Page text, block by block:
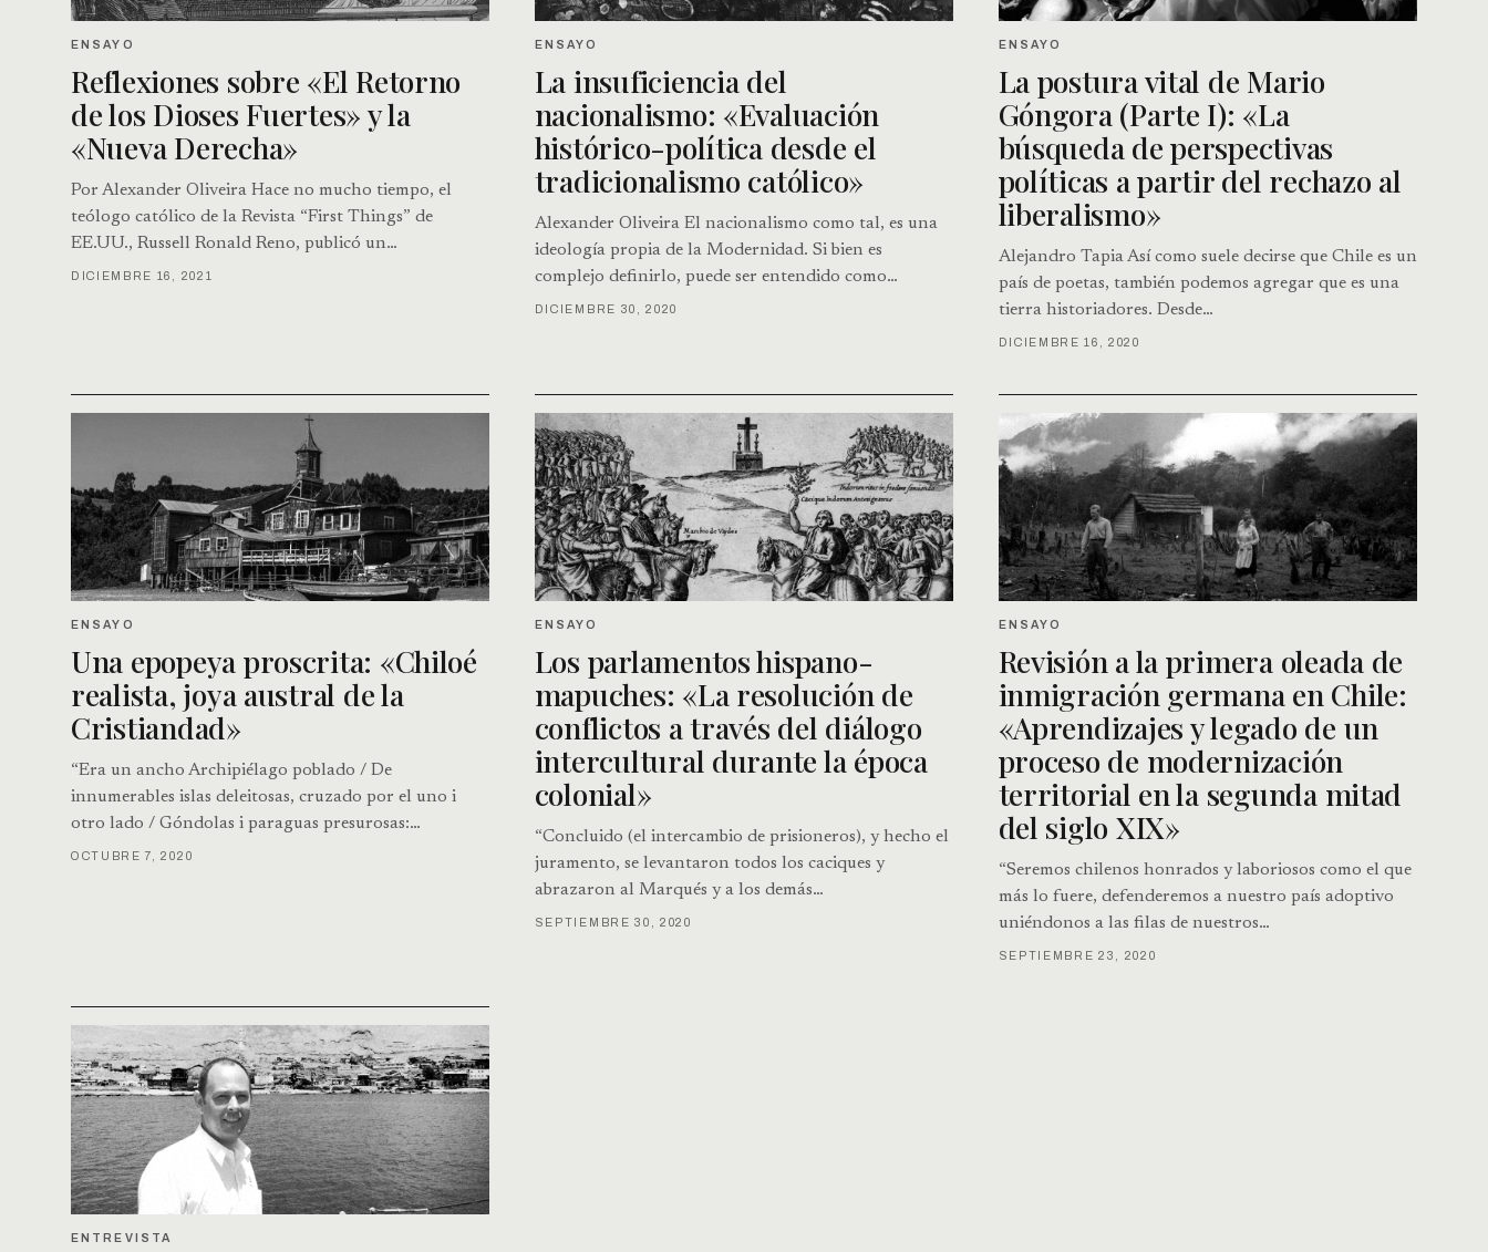
ENSAYO
Reflexiones sobre «El Retorno
de los Dioses Fuertes» y la
«Nueva Derecha»
Por Alexander Oliveira Hace no mucho tiempo, el
teólogo católico de la Revista “First Things” de
EE.UU., Russell Ronald Reno, publicó un…
DICIEMBRE 16, 2021
ENSAYO
La insuficiencia del
nacionalismo: «Evaluación
histórico-política desde el
tradicionalismo católico»
Alexander Oliveira El nacionalismo como tal, es una
ideología propia de la Modernidad. Si bien es
complejo definirlo, puede ser entendido como…
DICIEMBRE 30, 2020
ENSAYO
La postura vital de Mario
Góngora (Parte I): «La
búsqueda de perspectivas
políticas a partir del rechazo al
liberalismo»
Alejandro Tapia Así como suele decirse que Chile es un
país de poetas, también podemos agregar que es una
tierra historiadores. Desde…
DICIEMBRE 16, 2020
ENSAYO
Una epopeya proscrita: «Chiloé
realista, joya austral de la
Cristiandad»
“Era un ancho Archipiélago poblado / De
innumerables islas deleitosas, cruzado por el uno i
otro lado / Góndolas i paraguas presurosas:…
OCTUBRE 7, 2020
ENSAYO
Los parlamentos hispano-
mapuches: «La resolución de
conflictos a través del diálogo
intercultural durante la época
colonial»
“Concluido (el intercambio de prisioneros), y hecho el
juramento, se levantaron todos los caciques y
abrazaron al Marqués y a los demás…
SEPTIEMBRE 30, 2020
ENSAYO
Revisión a la primera oleada de
inmigración germana en Chile:
«Aprendizajes y legado de un
proceso de modernización
territorial en la segunda mitad
del siglo XIX»
“Seremos chilenos honrados y laboriosos como el que
más lo fuere, defenderemos a nuestro país adoptivo
uniéndonos a las filas de nuestros…
SEPTIEMBRE 23, 2020
ENTREVISTA